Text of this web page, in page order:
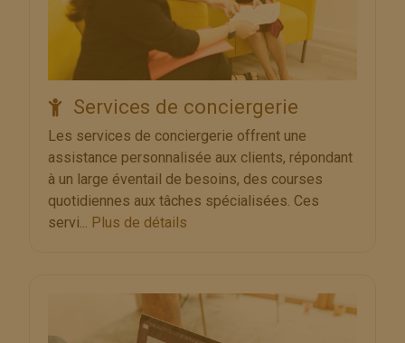
Services de conciergerie
Les services de conciergerie offrent une
assistance personnalisée aux clients, répondant
à un large éventail de besoins, des courses
quotidiennes aux tâches spécialisées. Ces
servi... Plus de détails